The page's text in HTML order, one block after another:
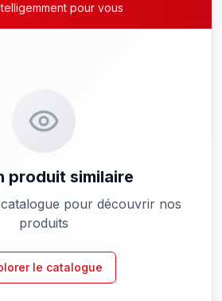
pour vous
produit similaire
pour découvrir nos
produits
le catalogue